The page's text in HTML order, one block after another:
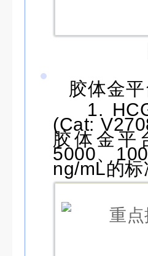
胶体金平
1.
(Cat:
胶体金平
5000、
ng/mL的